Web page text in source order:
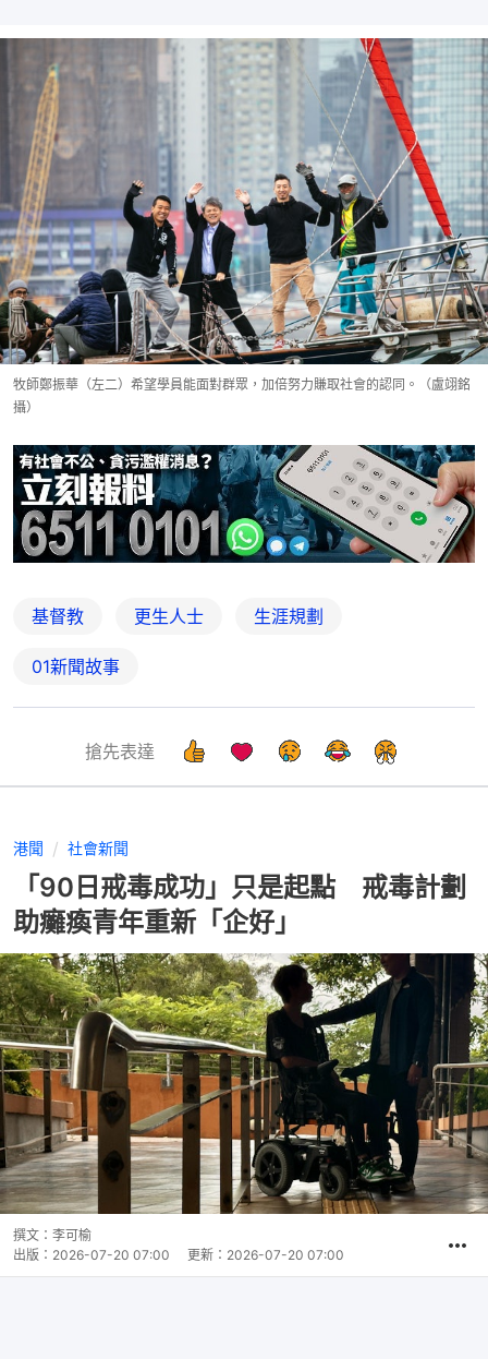
牧師鄭振華（左二）希望學員能面對群眾，加倍努力賺取社會的認同。（盧翊銘
攝）
基督教 更生人士 生涯規劃
01新聞故事
搶先表達
港聞 社會新聞
「90日戒毒成功」只是起點 戒毒計劃
助癱瘓青年重新「企好」
撰文： 李可榆
出版： 2026-07-20 07:00 更新： 2026-07-20 07:00